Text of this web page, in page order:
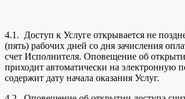
4.1. Доступ к Услуге открывается не
(пять) рабочих дней со дня зачисления
счет Исполнителя. Оповещение об
приходит автоматически на электронную
содержит дату начала оказания Услуг.